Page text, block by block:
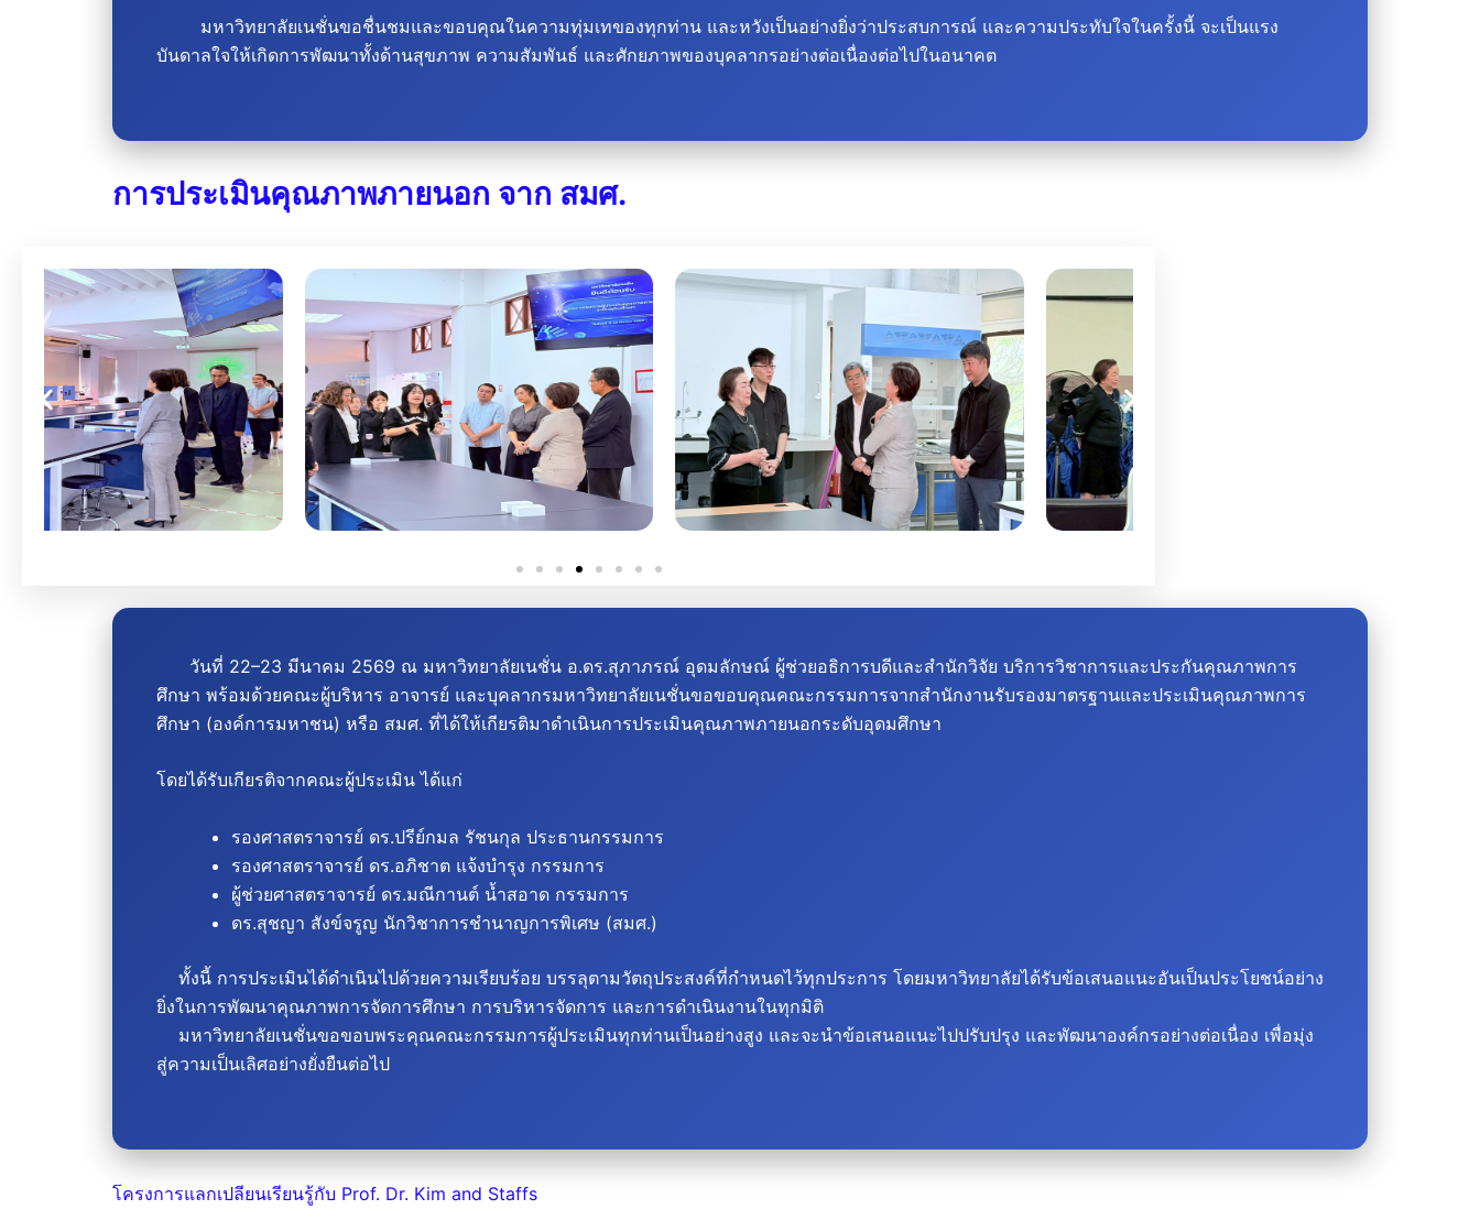
มหาวิทยาลัยเนชั่นขอชื่นชมและขอบคุณในความทุ่มเทของทุกท่าน และหวังเป็นอย่างยิ่งว่าประสบการณ์ และความประทับใจในครั้งนี้ จะเป็นแรง
บันดาลใจให้เกิดการพัฒนาทั้งด้านสุขภาพ ความสัมพันธ์ และศักยภาพของบุคลากรอย่างต่อเนื่องต่อไปในอนาคต
การประเมินคุณภาพภายนอก จาก สมศ.
วันที่ 22–23 มีนาคม 2569 ณ มหาวิทยาลัยเนชั่น อ.ดร.สุภาภรณ์ อุดมลักษณ์ ผู้ช่วยอธิการบดีและสำนักวิจัย บริการวิชาการและประกันคุณภาพการ
ศึกษา พร้อมด้วยคณะผู้บริหาร อาจารย์ และบุคลากรมหาวิทยาลัยเนชั่นขอขอบคุณคณะกรรมการจากสำนักงานรับรองมาตรฐานและประเมินคุณภาพการ
ศึกษา (องค์การมหาชน) หรือ สมศ. ที่ได้ให้เกียรติมาดำเนินการประเมินคุณภาพภายนอกระดับอุดมศึกษา
โดยได้รับเกียรติจากคณะผู้ประเมิน ได้แก่
รองศาสตราจารย์ ดร.ปรีย์กมล รัชนกุล ประธานกรรมการ
รองศาสตราจารย์ ดร.อภิชาต แจ้งบำรุง กรรมการ
ผู้ช่วยศาสตราจารย์ ดร.มณีกานต์ น้ำสอาด กรรมการ
ดร.สุชญา สังข์จรูญ นักวิชาการชำนาญการพิเศษ (สมศ.)
ทั้งนี้ การประเมินได้ดำเนินไปด้วยความเรียบร้อย บรรลุตามวัตถุประสงค์ที่กำหนดไว้ทุกประการ โดยมหาวิทยาลัยได้รับข้อเสนอแนะอันเป็นประโยชน์อย่าง
ยิ่งในการพัฒนาคุณภาพการจัดการศึกษา การบริหารจัดการ และการดำเนินงานในทุกมิติ
มหาวิทยาลัยเนชั่นขอขอบพระคุณคณะกรรมการผู้ประเมินทุกท่านเป็นอย่างสูง และจะนำข้อเสนอแนะไปปรับปรุง และพัฒนาองค์กรอย่างต่อเนื่อง เพื่อมุ่ง
สู่ความเป็นเลิศอย่างยั่งยืนต่อไป
โครงการแลกเปลียนเรียนรู้กับ Prof. Dr. Kim and Staffs